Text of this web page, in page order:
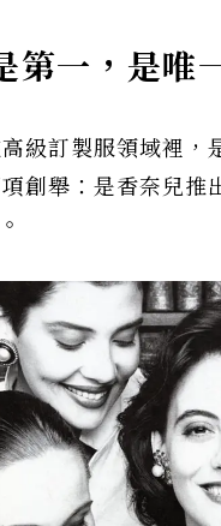
一，是唯
訂製服領域裡，
舉：是香奈兒推